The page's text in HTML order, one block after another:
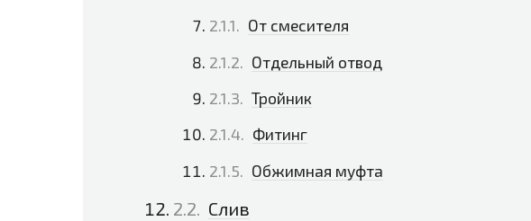
От смесителя
Отдельный отвод
Тройник
Фитинг
Обжимная муфта
Слив